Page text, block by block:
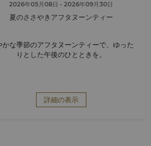
2026年05月08日 - 2026年09月30日
夏のささやきアフタヌーンティー
かな季節のアフタヌーンティーで、ゆった
りとした午後のひとときを。
詳細の表示